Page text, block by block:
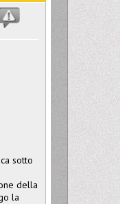
sotto
della
la